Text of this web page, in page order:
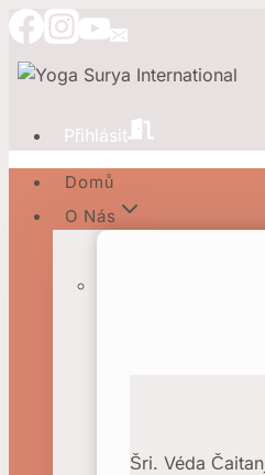
Přeskočit
na
obsah
Přihlásit
Domů
O Nás
Šri. Véda